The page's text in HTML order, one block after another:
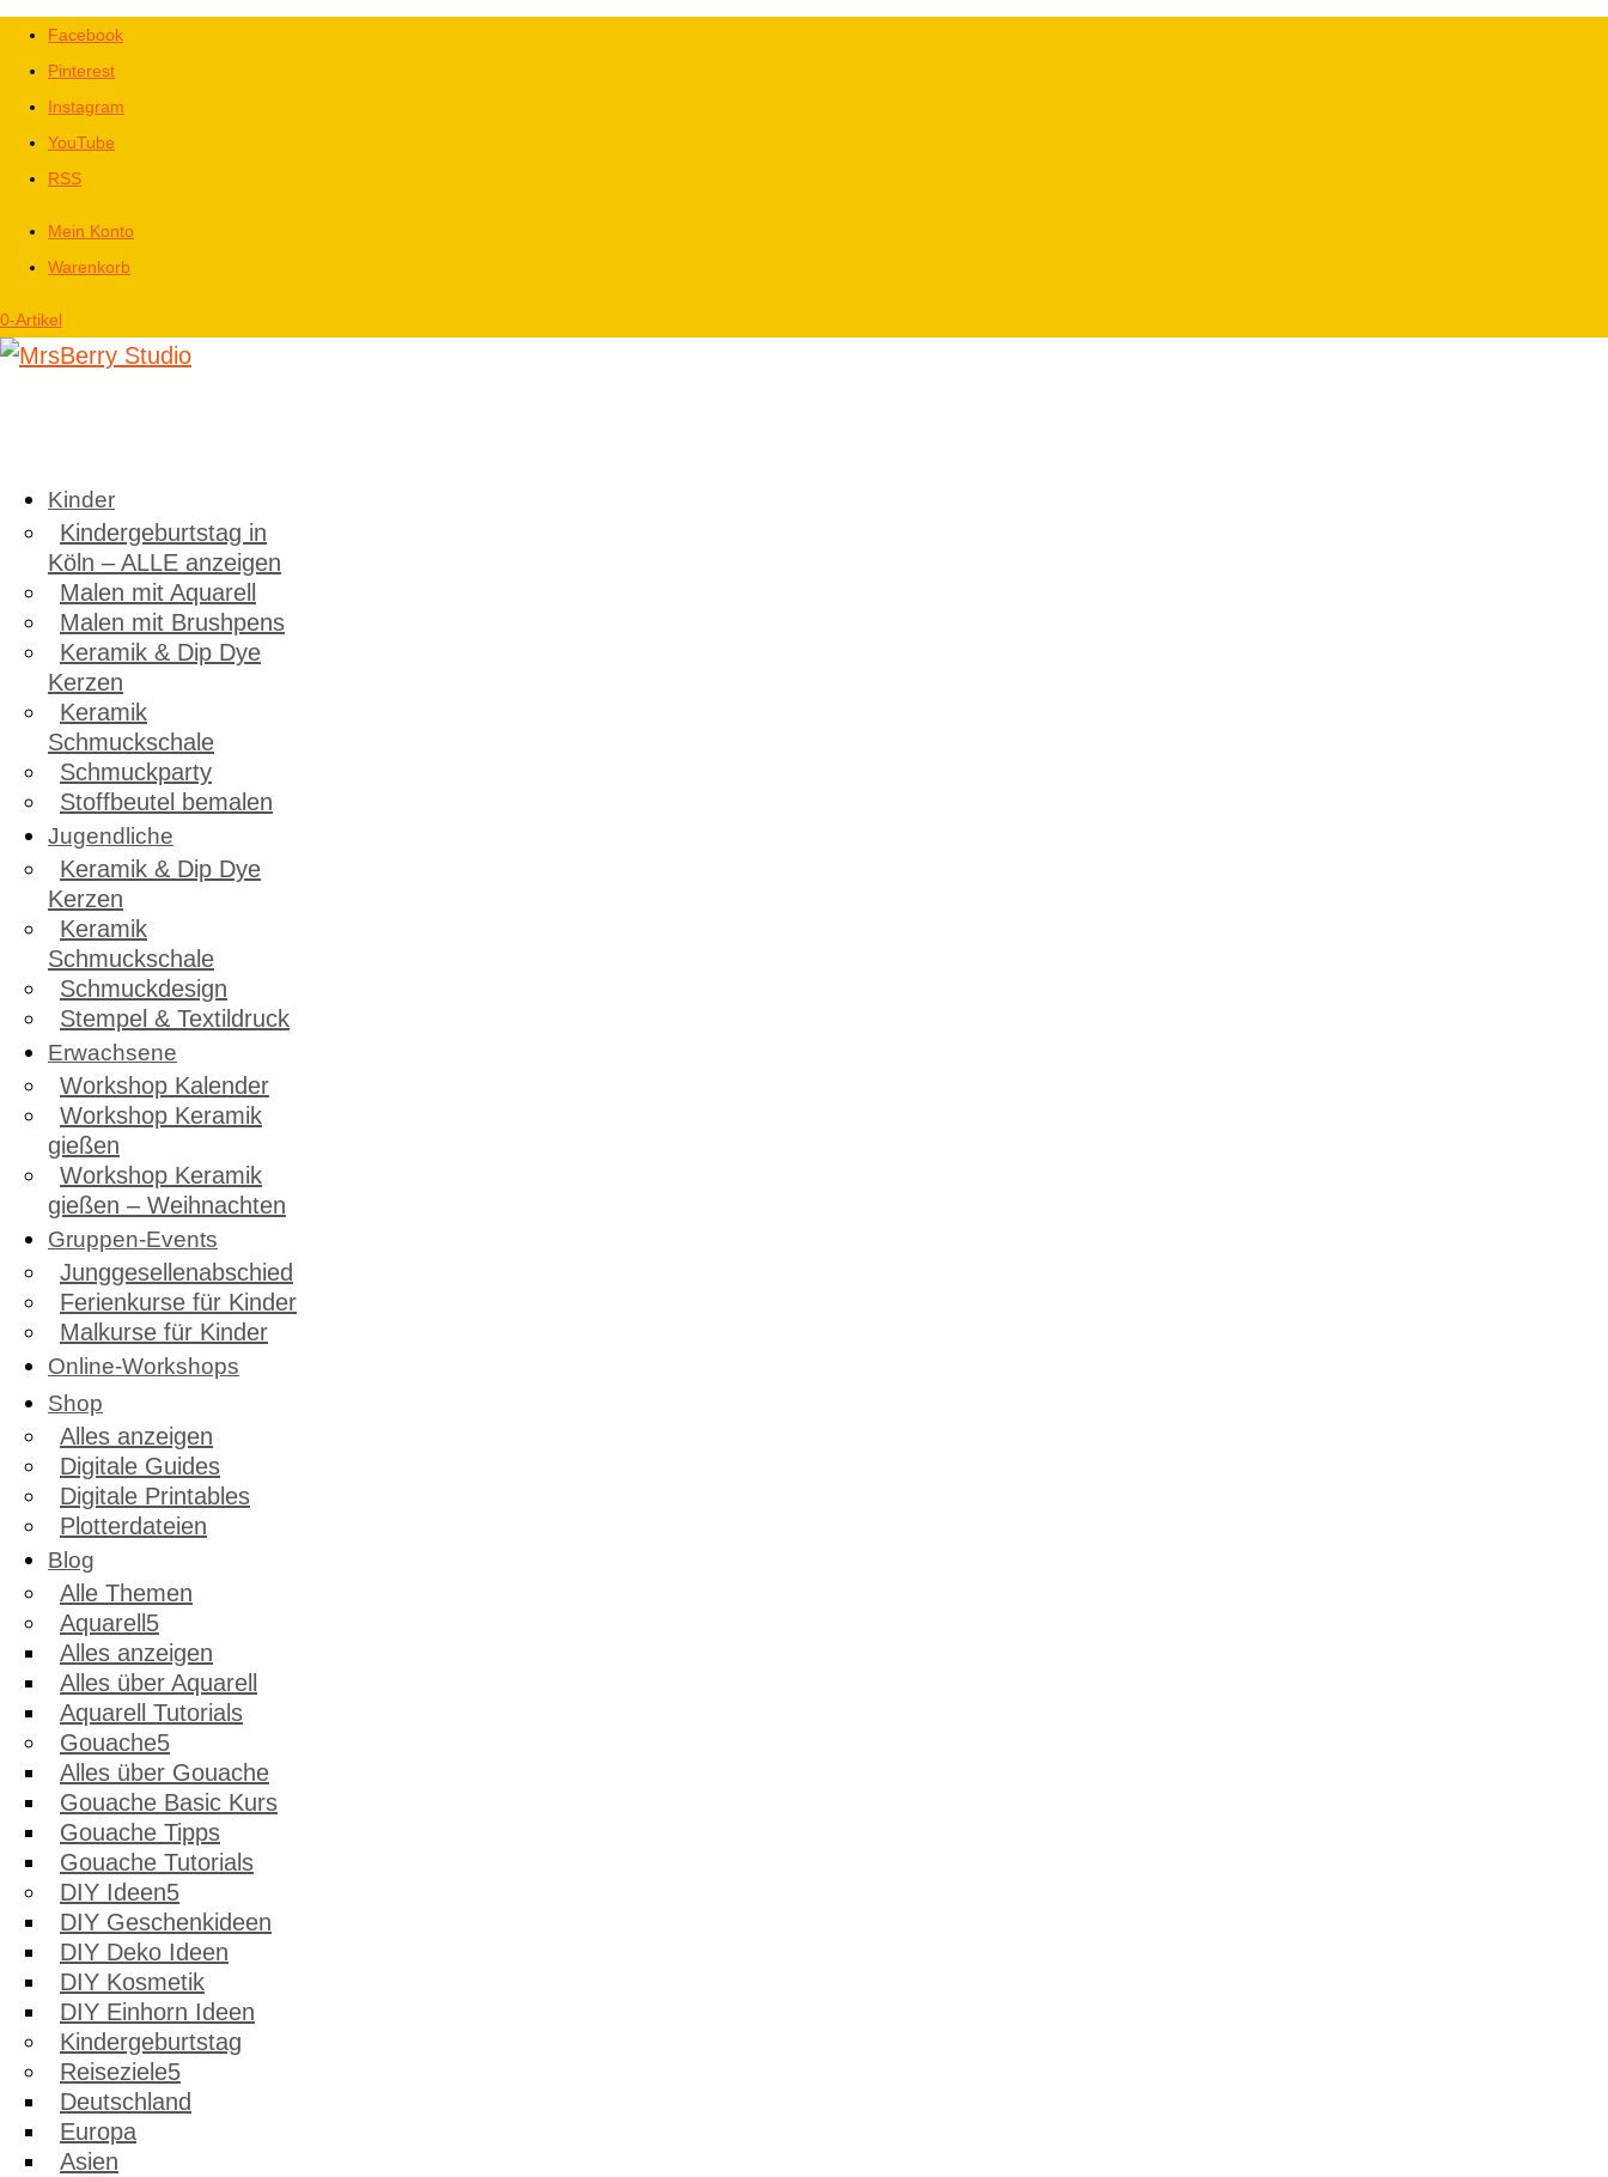
Facebook
Pinterest
Instagram
YouTube
RSS
Mein Konto
Warenkorb
0-Artikel
Kinder
Kindergeburtstag in
Köln – ALLE anzeigen
Malen mit Aquarell
Malen mit Brushpens
Keramik & Dip Dye
Kerzen
Keramik
Schmuckschale
Schmuckparty
Stoffbeutel bemalen
Jugendliche
Keramik & Dip Dye
Kerzen
Keramik
Schmuckschale
Schmuckdesign
Stempel & Textildruck
Erwachsene
Workshop Kalender
Workshop Keramik
gießen
Workshop Keramik
gießen – Weihnachten
Gruppen-Events
Junggesellenabschied
Ferienkurse für Kinder
Malkurse für Kinder
Online-Workshops
Shop
Alles anzeigen
Digitale Guides
Digitale Printables
Plotterdateien
Blog
Alle Themen
Aquarell
Alles anzeigen
Alles über Aquarell
Aquarell Tutorials
Gouache
Alles über Gouache
Gouache Basic Kurs
Gouache Tipps
Gouache Tutorials
DIY Ideen
DIY Geschenkideen
DIY Deko Ideen
DIY Kosmetik
DIY Einhorn Ideen
Kindergeburtstag
Reiseziele
Deutschland
Europa
Asien